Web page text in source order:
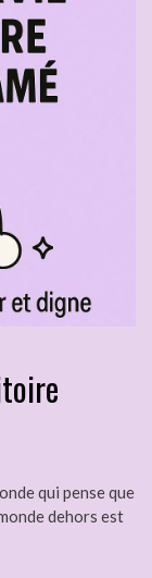
qui pense que
dehors est